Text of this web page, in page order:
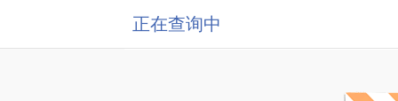
正在查询中